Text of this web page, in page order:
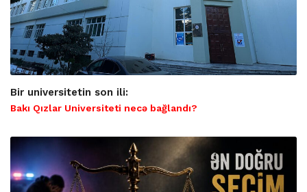
Bir universitetin son ili:
Bakı Qızlar Universiteti necə bağlandı?